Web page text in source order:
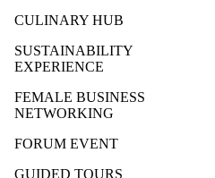
CULINARY HUB
SUSTAINABILITY
EXPERIENCE
FEMALE BUSINESS
NETWORKING
FORUM EVENT
GUIDED TOURS